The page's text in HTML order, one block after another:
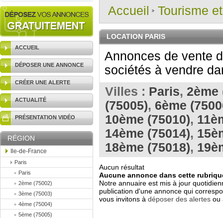
ACCUEIL
DÉPOSER UNE ANNONCE
CRÉER UNE ALERTE
ACTUALITÉ
PRÉSENTATION VIDÉO
RÉGION
Ile-de-France
Paris
Paris
2ème (75002)
3ème (75003)
4ème (75004)
5ème (75005)
vendre.
Et/ou déposer
gratuitement
RECHERCHER UNE
ANNONCE
Accueil Tourisme
LOCATION PARIS
Annonces de vente
sociétés à vendre
Villes : Paris, 2ème
(75005), 6ème
10ème (75010),
14ème (75014),
18ème (75018),
Aucun résultat
Aucune annonce dans cette
Notre annuaire est mis à jour
publication d'une annonce qui
vous invitons à déposer des alertes ou